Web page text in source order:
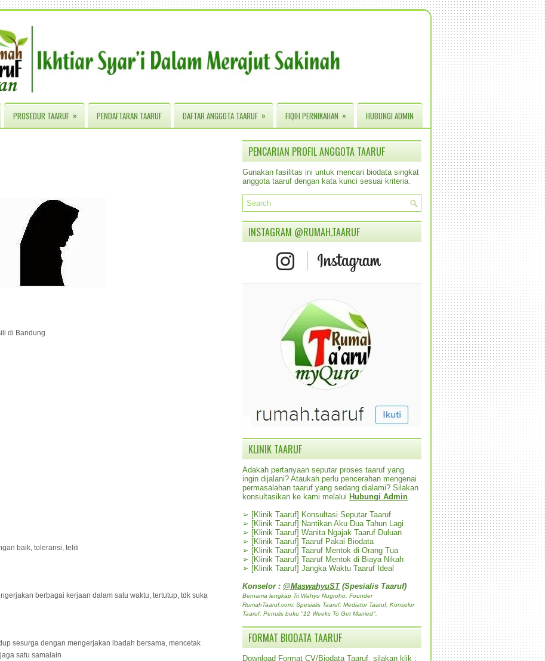
PROSEDUR TAARUF » PENDAFTARAN TAARUF DAFTAR ANGGOTA TAARUF » FIQIH PERNIKAHAN » HUBUNGI ADMIN
di Bandung
baik, toleransi, teliti
berbagai kerjaan dalam satu waktu, tertutup, tdk suka
sesurga dengan mengerjakan ibadah bersama, mencetak
satu samalain
PENCARIAN PROFIL ANGGOTA TAARUF
Gunakan fasilitas ini untuk mencari biodata singkat
anggota taaruf dengan kata kunci sesuai kriteria.
INSTAGRAM @RUMAH.TAARUF
KLINIK TAARUF
Adakah pertanyaan seputar proses taaruf yang
ingin dijalani? Ataukah perlu pencerahan mengenai
permasalahan taaruf yang sedang dialami? Silakan
konsultasikan ke kami melalui Hubungi Admin
➢ [Klinik Taaruf] Konsultasi Seputar Taaruf
➢ [Klinik Taaruf] Nantikan Aku Dua Tahun Lagi
➢ [Klinik Taaruf] Wanita Ngajak Taaruf Duluan
➢ [Klinik Taaruf] Taaruf Pakai Biodata
➢ [Klinik Taaruf] Taaruf Mentok di Orang Tua
➢ [Klinik Taaruf] Taaruf Mentok di Biaya Nikah
➢ [Klinik Taaruf] Jangka Waktu Taaruf Ideal
Konselor : @MaswahyuST(Spesialis Taaruf)
Bernama lengkap Tri Wahyu Nugroho. Founder
RumahTaaruf.com; Spesialis Taaruf; Mediator Taaruf; Konselor
Taaruf; Penulis buku "12 Weeks To Get Married".
FORMAT BIODATA TAARUF
Download Format CV/Biodata Taaruf, silakan klik :